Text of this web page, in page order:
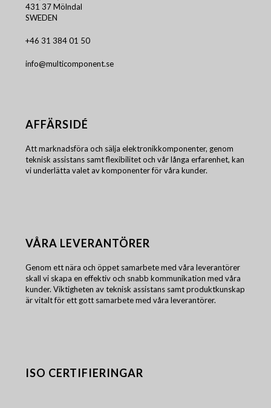
431 37 Mölndal
SWEDEN
+46 31 384 01 50
info@multicomponent.se
AFFÄRSIDÉ
Att marknadsföra och sälja elektronikkomponenter, genom
teknisk assistans samt flexibilitet och vår långa erfarenhet, kan
vi underlätta valet av komponenter för våra kunder.
VÅRA LEVERANTÖRER
Genom ett nära och öppet samarbete med våra leverantörer
skall vi skapa en effektiv och snabb kommunikation med våra
kunder. Viktigheten av teknisk assistans samt produktkunskap
är vitalt för ett gott samarbete med våra leverantörer.
ISO CERTIFIERINGAR